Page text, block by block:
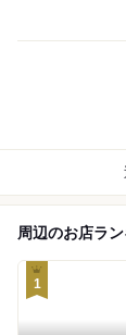
周辺のお店ラ
1